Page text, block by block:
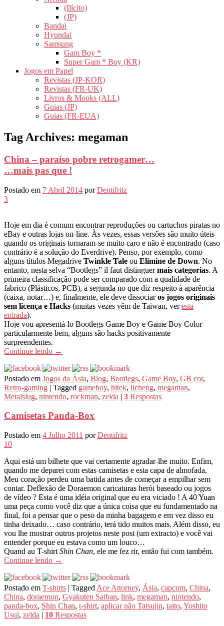
(Ilícito)
(JP)
Bandai
Hyundai
Samsung
Gam Boy *
Super Gam * Boy (KR)
Jogos em Papel
Revistas (JP-KOR)
Revistas (FR-UK)
Livros & Mooks (ALL)
Guias (JP)
Guias (FR-EUA)
Tag Archives: megaman
China – paraíso pobre retrogamer…
…mais pas que !
Postado em 7 Abril 2014 porDentifritz
3
Hoje em dia é comum encontrar reproduções ou cartuchos piratas no
eBay e outras lojas on-line. Às vezes, essas versões são muito úteis
quando os originais tornaram-se muito caro e não é encontrado (caso
contrário é a solução do Everdrive). Penso, por exemplo, como
alguns títulos Megadrive Twinkle Tale ou Elimine de Down. No
entanto, nesta selva “Bootlegs” il faut distinguermais categorias. A
primeira classificação pode ser comparado com a qualidade de
fabrico (Plásticos, PCB), a segunda no que diz respeito à aparência
(caixa, notar…) e, finalmente, ele deve dissociaros jogos originais
sem licença e Hacks (muitas vezes vêm de Taiwan, veresta
entrada).
Hoje vou apresentá-lo Bootlegs Game Boy e Game Boy Color
particularmente bem, alguns são hacks positivamente
surpreendentes.
Continue lendo →
Postado em Jogos da Ásia, Blog, Bootlegs, Game Boy, GB cor,
Retro-gaming | Tagged gameboy, hitek, licheng, megaman,
Metalslug, nintendo, rockman, zelda | 3 Respostas
Camisetas Panda-Box
Postado em 4 Julho 2011 porDentifritz
10
Aqui está um bilhete que vai certamente agradar-lhe muito. Enfim,
quando me deparei com estas camisetas e esta capa de almofada,
Meu coração perdeu uma batida antes de começar a empilhar sem
contar. Deflexão de Doraemon caricaturas herói baseado ou jogos
de vídeo ? Esta é uma idéia original que eu era viciado ! A 40 Yuan
uma peça como você diz que a única coisa que eu fundamentado na
final, foi a pensar que o peso da minha bagagem e em vez disso eu
tinha deixado… caso contrário, terá tido muitos mais. Além disso, eu
vou lhe mostrar outros projetos neste post (um extracto) e você vai
entender porque eu estava como um louco…
Quand au T-shirt Shin Chan, ele me fez rir, então fui com também.
Continue lendo →
Postado em T-shirts | Tagged Ace Attorney, Ásia, capcom, China,
China, doraemon, Gyakuten Saiban, link, megaman, nintendo,
panda-box, Shin Chan, t-shirt, aplicar não Tatsujin, taito, Yoshito
Usui, zelda | 10 Respostas